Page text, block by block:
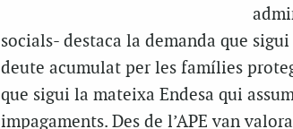
socials- destaca la demanda que
deute acumulat per les famílies
que sigui la mateixa Endesa qui
impagaments. Des de l’APE van